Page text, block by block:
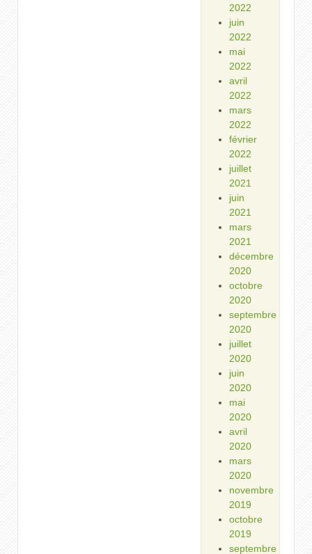
2022
juin
2022
mai
2022
avril
2022
mars
2022
février
2022
juillet
2021
juin
2021
mars
2021
décembre
2020
octobre
2020
septembre
2020
juillet
2020
juin
2020
mai
2020
avril
2020
mars
2020
novembre
2019
octobre
2019
septembre